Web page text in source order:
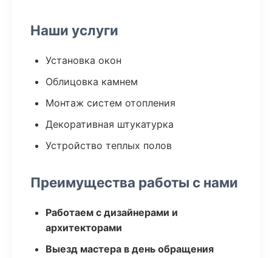
Наши услуги
Установка окон
Облицовка камнем
Монтаж систем отопления
Декоративная штукатурка
Устройство теплых полов
Преимущества работы с нами
Работаем с дизайнерами и
архитекторами
Выезд мастера в день обращения